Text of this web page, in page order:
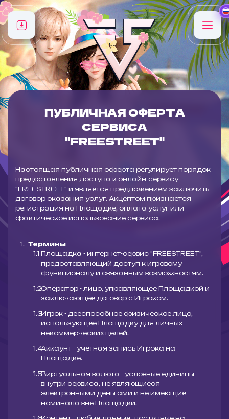
ПУБЛИЧНАЯ ОФЕРТА
СЕРВИСА
"FREESTREET"
Настоящая публичная оферта регулирует порядок
предоставления доступа к онлайн-сервису
"FREESTREET" и является предложением заключить
договор оказания услуг. Акцептом признается
регистрация на Площадке, оплата услуг или
фактическое использование сервиса.
Термины
Площадка - интернет-сервис "FREESTREET",
предоставляющий доступ к игровому
функционалу и связанным возможностям.
Оператор - лицо, управляющее Площадкой и
заключающее договор с Игроком.
Игрок - дееспособное физическое лицо,
использующее Площадку для личных
некоммерческих целей.
Аккаунт - учетная запись Игрока на
Площадке.
Виртуальная валюта - условные единицы
внутри сервиса, не являющиеся
электронными деньгами и не имеющие
номинала вне Площадки.